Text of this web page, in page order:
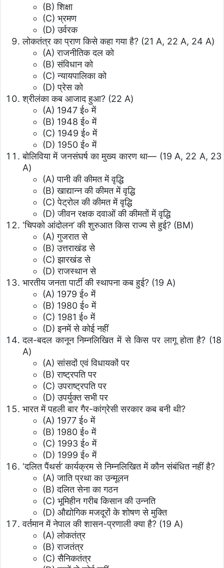
(B) शिक्षा
(C) भ्रमण
(D) उर्वरक
लोकतंत्र का प्राण किसे कहा गया है? (21 A, 22 A, 24 A)
(A) राजनीतिक दल को
(B) संविधान को
(C) न्यायपालिका को
(D) प्रेस को
श्रीलंका कब आजाद हुआ? (22 A)
(A) 1947 ई० में
(B) 1948 ई० में
(C) 1949 ई० में
(D) 1950 ई० में
बोलिविया में जनसंघर्ष का मुख्य कारण था— (19 A, 22 A, 23
A)
(A) पानी की कीमत में वृद्धि
(B) खाद्यान्न की कीमत में वृद्धि
(C) पेट्रोल की कीमत में वृद्धि
(D) जीवन रक्षक दवाओं की कीमतों में वृद्धि
‘चिपको आंदोलन’ की शुरुआत किस राज्य से हुई? (BM)
(A) गुजरात से
(B) उत्तराखंड से
(C) झारखंड से
(D) राजस्थान से
भारतीय जनता पार्टी की स्थापना कब हुई? (19 A)
(A) 1979 ई० में
(B) 1980 ई० में
(C) 1981 ई० में
(D) इनमें से कोई नहीं
दल-बदल कानून निम्नलिखित में से किस पर लागू होता है? (18
A)
(A) सांसदों एवं विधायकों पर
(B) राष्ट्रपति पर
(C) उपराष्ट्रपति पर
(D) उपर्युक्त सभी पर
भारत में पहली बार गैर-कांग्रेसी सरकार कब बनी थी?
(A) 1977 ई० में
(B) 1980 ई० में
(C) 1993 ई० में
(D) 1999 ई० में
‘दलित पैंथर्स’ कार्यक्रम से निम्नलिखित में कौन संबंधित नहीं है?
(A) जाति प्रथा का उन्मूलन
(B) दलित सेना का गठन
(C) भूमिहीन गरीब किसान की उन्नति
(D) औद्योगिक मजदूरों के शोषण से मुक्ति
वर्तमान में नेपाल की शासन-प्रणाली क्या है? (19 A)
(A) लोकतंत्र
(B) राजतंत्र
(C) सैनिकतंत्र